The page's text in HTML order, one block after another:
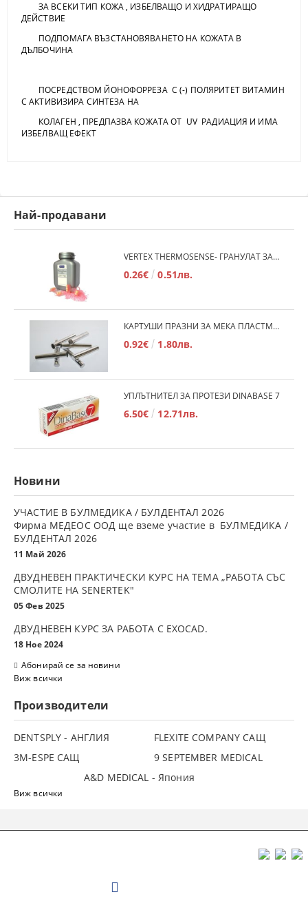
ЗА ВСЕКИ ТИП КОЖА , ИЗБЕЛВАЩО И ХИДРАТИРАЩО
ДЕЙСТВИЕ
ПОДПОМАГА ВЪЗСТАНОВЯВАНЕТО НА КОЖАТА В
ДЪЛБОЧИНА
ПОСРЕДСТВОМ ЙОНОФОРРЕЗА С (-) ПОЛЯРИТЕТ ВИТАМИН
С АКТИВИЗИРА СИНТЕЗА НА
КОЛАГЕН , ПРЕДПАЗВА КОЖАТА ОТ UV РАДИАЦИЯ И ИМА
ИЗБЕЛВАЩ ЕФЕКТ
Най-продавани
VERTEX THERMOSENSE- ГРАНУЛАТ ЗА МЕКИ ПРОТЕЗИ
0.26€ 0.51лв.
КАРТУШИ ПРАЗНИ ЗА МЕКА ПЛАСТМАСА
0.92€ 1.80лв.
УПЛЪТНИТЕЛ ЗА ПРОТЕЗИ DINABASE 7
6.50€ 12.71лв.
Новини
УЧАСТИЕ В БУЛМЕДИКА / БУЛДЕНТАЛ 2026
Фирма МЕДЕОС ООД ще вземе участие в БУЛМЕДИКА /
БУЛДЕНТАЛ 2026
11 Май 2026
ДВУДНЕВЕН ПРАКТИЧЕСКИ КУРС НА ТЕМА „РАБОТА СЪС
СМОЛИТЕ НА SENERTEK"
05 Фев 2025
ДВУДНЕВЕН КУРС ЗА РАБОТА С ЕXOCAD.
18 Ное 2024
Абонирай се за новини
Виж всички
Производители
DENTSPLY - АНГЛИЯ
FLEXITE COMPANY САЩ
3М-ESPE САЩ
9 SEPTEMBER MEDICAL
A&D MEDICAL - Япония
Виж всички